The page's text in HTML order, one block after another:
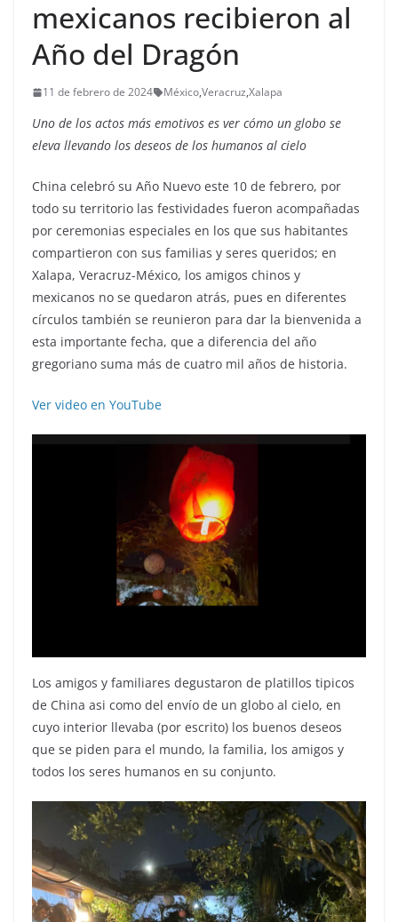
mexicanos recibieron al
Año del Dragón
11 de febrero de 2024 México,Veracruz,Xalapa
Uno de los actos más emotivos es ver cómo un globo se
eleva llevando los deseos de los humanos al cielo
China celebró su Año Nuevo este 10 de febrero, por
todo su territorio las festividades fueron acompañadas
por ceremonias especiales en los que sus habitantes
compartieron con sus familias y seres queridos; en
Xalapa, Veracruz-México, los amigos chinos y
mexicanos no se quedaron atrás, pues en diferentes
círculos también se reunieron para dar la bienvenida a
esta importante fecha, que a diferencia del año
gregoriano suma más de cuatro mil años de historia.
Ver video en YouTube
Los amigos y familiares degustaron de platillos tipicos
de China asi como del envío de un globo al cielo, en
cuyo interior llevaba (por escrito) los buenos deseos
que se piden para el mundo, la familia, los amigos y
todos los seres humanos en su conjunto.